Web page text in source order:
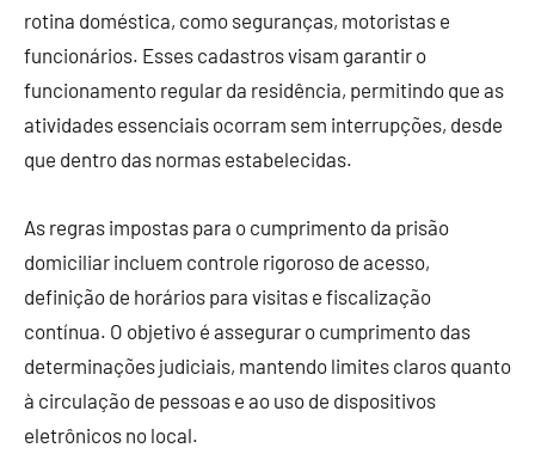
rotina doméstica, como seguranças, motoristas e
funcionários. Esses cadastros visam garantir o
funcionamento regular da residência, permitindo que as
atividades essenciais ocorram sem interrupções, desde
que dentro das normas estabelecidas.
As regras impostas para o cumprimento da prisão
domiciliar incluem controle rigoroso de acesso,
definição de horários para visitas e fiscalização
contínua. O objetivo é assegurar o cumprimento das
determinações judiciais, mantendo limites claros quanto
à circulação de pessoas e ao uso de dispositivos
eletrônicos no local.